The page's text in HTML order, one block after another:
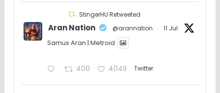
StingerHU Retweeted
Aran Nation @arannation · 11 Jul
Samus Aran | Metroid
400 4049 Twitter